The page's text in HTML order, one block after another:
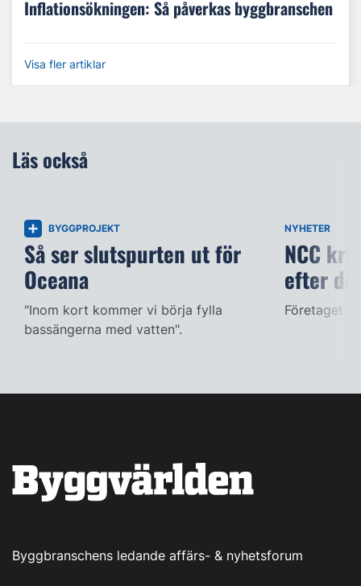
Inflationsökningen: Så påverkas byggbranschen
Visa fler artiklar
Läs också
BYGGPROJEKT
Så ser slutspurten ut för
Oceana
"Inom kort kommer vi börja fylla
bassängerna med vatten".
NYHETER
NCC
efter
Företaget
Byggbranschens ledande affärs- & nyhetsforum